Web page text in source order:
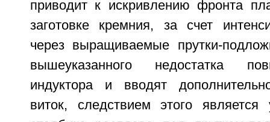
приводит к искривлению фронта
заготовке кремния, за счет
через выращиваемые прутки-
вышеуказанного недостатка
индуктора и вводят
виток, следствием этого является